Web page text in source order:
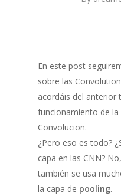
En este post
sobre las
acordáis del anterior
funcionamiento de
Convolucion.
¿Pero eso es todo?
capa en las CNN?
también se usa
la capa de pooling.